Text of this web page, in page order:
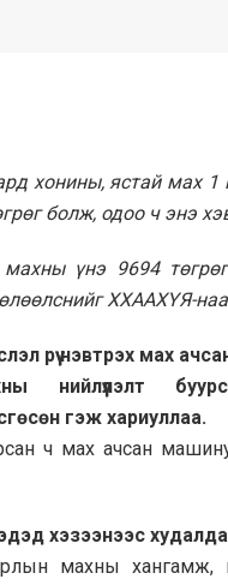
хонины, ястай мах
болж, одоо ч энэ
үнэ 9694
ХХААХҮЯ-
рүү нэвтрэх мах
нийлүүлэлт
гэж хариуллаа.
ч мах ачсан
хэзээнээс
махны хангамж,